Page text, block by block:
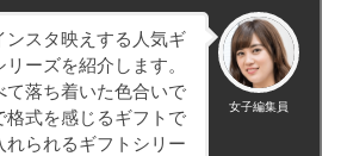
女子編集員
ンスタ映えする人気ギ
ーズを紹介します。
て落ち着いた色合いで
格式を感じるギフトで
れられるギフトシリー